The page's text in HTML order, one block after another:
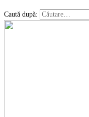
Caută după: